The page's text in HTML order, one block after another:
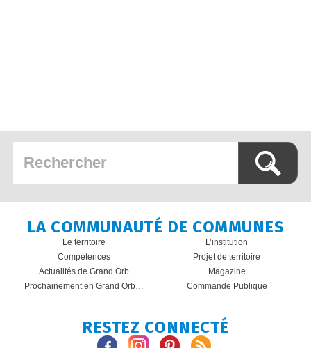
LA COMMUNAUTÉ DE COMMUNES
Le territoire
L’institution
Compétences
Projet de territoire
Actualités de Grand Orb
Magazine
Prochainement en Grand Orb…
Commande Publique
RESTEZ CONNECTÉ